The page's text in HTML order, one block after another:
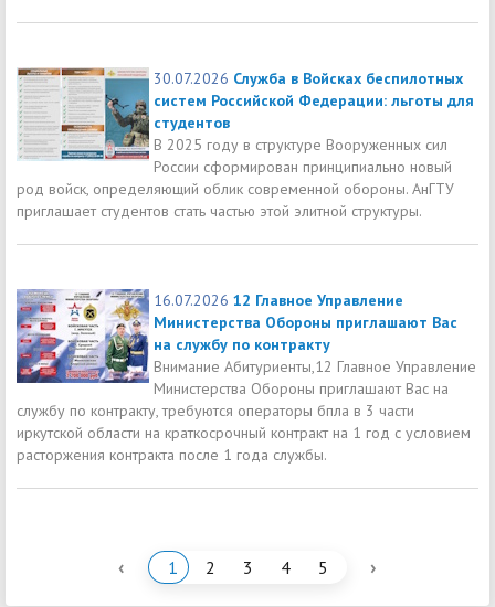
30.07.2026 Служба в Войсках беспилотных
систем Российской Федерации: льготы для
студентов
В 2025 году в структуре Вооруженных сил
России сформирован принципиально новый
род войск, определяющий облик современной обороны. АнГТУ
приглашает студентов стать частью этой элитной структуры.
16.07.2026 12 Главное Управление
Министерства Обороны приглашают Вас
на службу по контракту
Внимание Абитуриенты,12 Главное Управление
Министерства Обороны приглашают Вас на
службу по контракту, требуются операторы бпла в 3 части
иркутской области на краткосрочный контракт на 1 год с условием
расторжения контракта после 1 года службы.
‹ 1 2 3 4 5 ›